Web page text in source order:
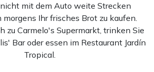
mit dem Auto weite Strecken
morgens Ihr frisches Brot zu kaufen.
zu Carmelo's Supermarkt, trinken Sie
Bar oder essen im Restaurant Jardín
Tropical.